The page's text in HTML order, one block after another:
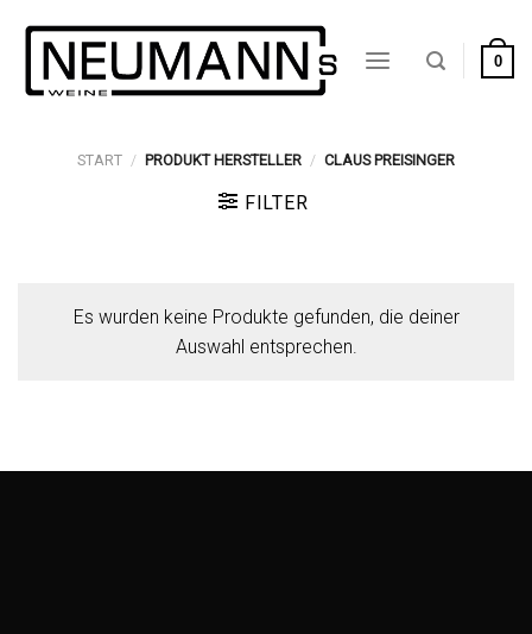
Inhalt
springen
0
START / PRODUKT HERSTELLER / CLAUS PREISINGER
FILTER
Es wurden keine Produkte gefunden, die deiner
Auswahl entsprechen.